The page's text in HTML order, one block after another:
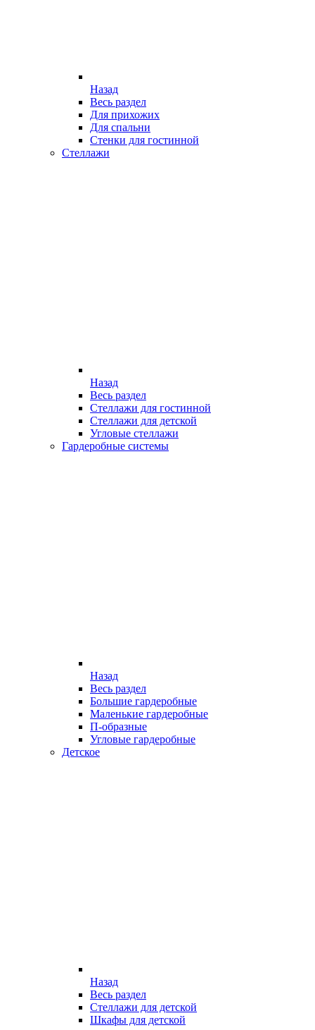
Назад
Весь раздел
Для прихожих
Для спальни
Стенки для гостинной
Стеллажи
Назад
Весь раздел
Стеллажи для гостинной
Стеллажи для детской
Угловые стеллажи
Гардеробные системы
Назад
Весь раздел
Большие гардеробные
Маленькие гардеробные
П-образные
Угловые гардеробные
Детское
Назад
Весь раздел
Стеллажи для детской
Шкафы для детской